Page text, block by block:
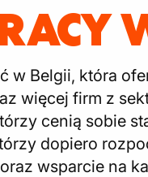
w Belgii, która
więcej firm z
cenią sobie
dopiero
wsparcie na